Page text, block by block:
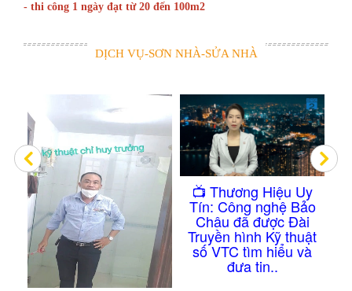
- thi công 1 ngày đạt từ 20 đến 100m2
DỊCH VỤ-SƠN NHÀ-SỬA NHÀ
​📺 Thương Hiệu Uy
Tín: Công nghệ Bảo
Châu đã được Đài
Truyền hình Kỹ thuật
số VTC tìm hiểu và
đưa tin..